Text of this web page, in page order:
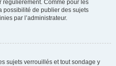
régulièrement. Comme pour les
possibilité de publier des sujets
par l’administrateur.
sujets verrouillés et tout sondage y